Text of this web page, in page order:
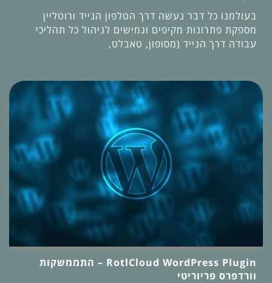
בעולמנו כל דבר נעשה דרך הטלפון הנייד ורוטליין
מספקת פתרונות מקיפים וגמישים לניהול כל תהליכי
עבודה דרך הנייד (מסופון, טאבלט,
RotlCloud WordPress Plugin – התממשקות
וורדפרס פריוריטי